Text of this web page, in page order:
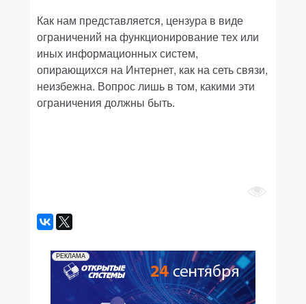
Как нам представляется, цензура в виде
ограничений на функционирование тех или
иных информационных систем,
опирающихся на Интернет, как на сеть связи,
неизбежна. Вопрос лишь в том, какими эти
ограничения должны быть.
РЕКЛАМА